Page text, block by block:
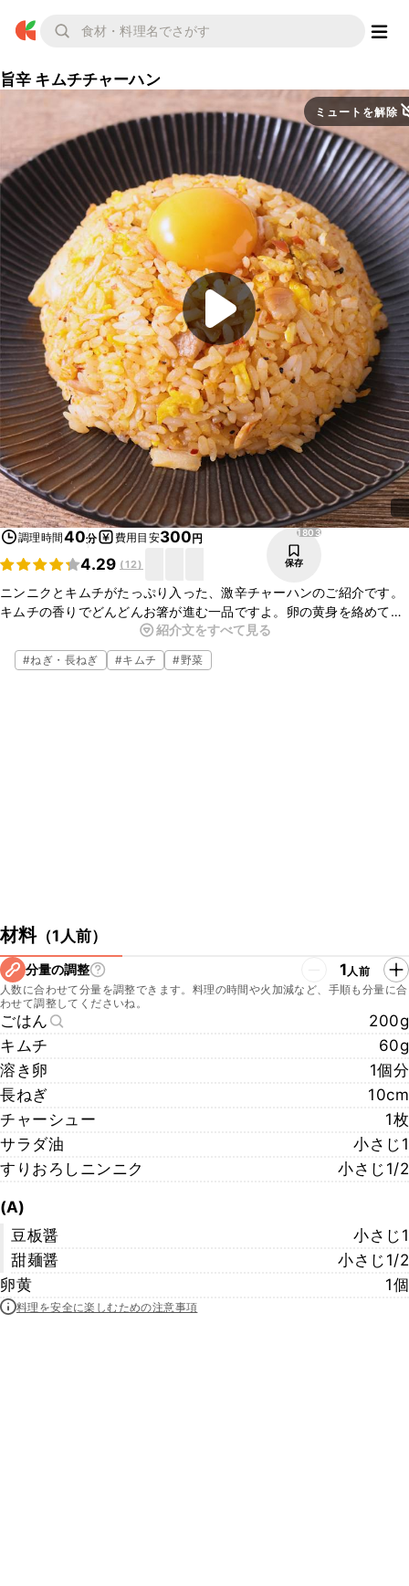
旨辛 キムチチャーハン
ミュートを解除
調理時間40分 費用目安300円
4.29 (12)
1803
保存
ニンニクとキムチがたっぷり入った、激辛チャーハンのご紹介です。
キムチの香りでどんどんお箸が進む一品ですよ。卵の黄身を絡めて召
し上がっていただくことで、マイルドな味わいになってとても美味し
いですよ。この機会に是非作ってみて下さいね。
紹介文をすべて見る
#ねぎ・長ねぎ #キムチ #野菜
材料（1人前）
分量の調整 1人前
人数に合わせて分量を調整できます。料理の時間や火加減など、手順も分量に合
わせて調整してくださいね。
ごはん
200g
キムチ
60g
溶き卵
1個分
長ねぎ
10cm
チャーシュー
1枚
サラダ油
小さじ1
すりおろしニンニク
小さじ1/2
(A)
豆板醤
小さじ1
甜麺醤
小さじ1/2
卵黄
1個
料理を安全に楽しむための注意事項